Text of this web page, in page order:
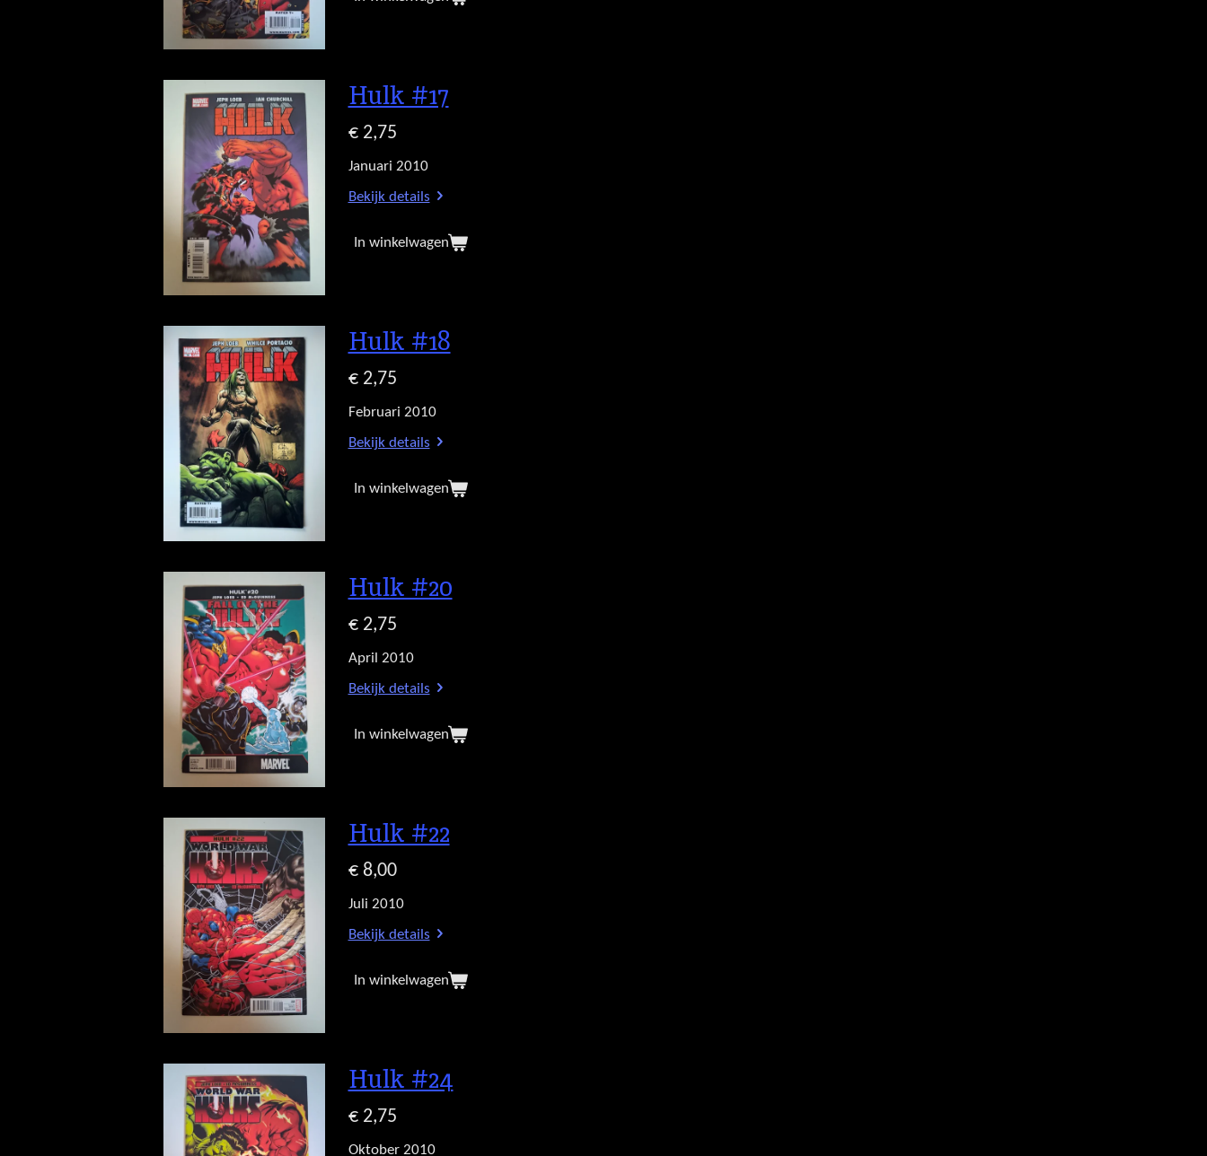
Hulk #17
€ 2,75
Januari 2010
Bekijk details
In winkelwagen
Hulk #18
€ 2,75
Februari 2010
Bekijk details
In winkelwagen
Hulk #20
€ 2,75
April 2010
Bekijk details
In winkelwagen
Hulk #22
€ 8,00
Juli 2010
Bekijk details
In winkelwagen
Hulk #24
€ 2,75
Oktober 2010